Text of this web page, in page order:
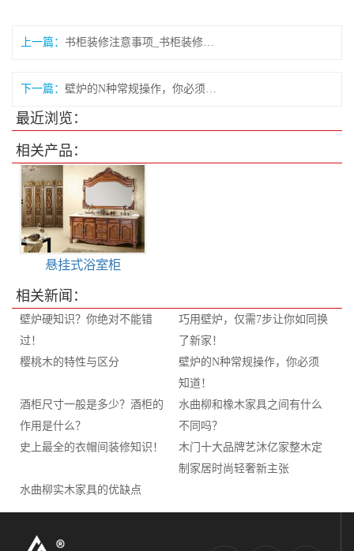
上一篇： 书柜装修注意事项_书柜装修的技巧
下一篇： 壁炉的N种常规操作，你必须知道！
最近浏览：
相关产品：
悬挂式浴室柜
相关新闻：
​壁炉硬知识？你绝对不能错
过！
巧用壁炉，仅需7步让你如同换
了新家！
樱桃木的特性与区分
壁炉的N种常规操作，你必须
知道！
酒柜尺寸一般是多少？酒柜的
作用是什么？
水曲柳和橡木家具之间有什么
不同吗？
史上最全的衣帽间装修知识！
木门十大品牌艺沐亿家整木定
制家居时尚轻奢新主张
水曲柳实木家具的优缺点